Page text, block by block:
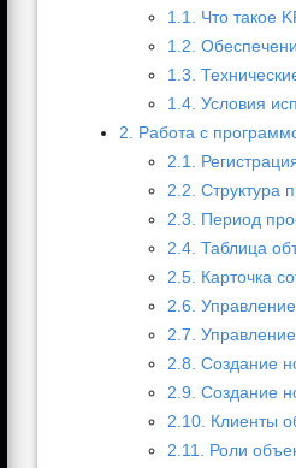
1.1. Что такое
1.2.
1.3.
1.4. Условия
2. Работа с
2.1.
2.2. Структура
2.3. Период
2.4. Таблица
2.5. Карточка
2.6.
2.7.
2.8. Создание
2.9. Создание
2.10. Клиенты
2.11. Роли